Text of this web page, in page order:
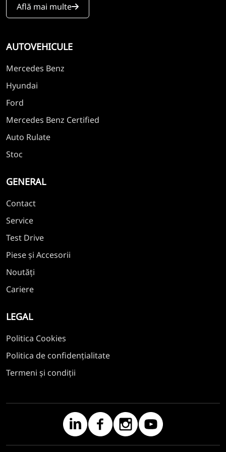
Află mai multe
AUTOVEHICULE
Mercedes Benz
Hyundai
Ford
Mercedes Benz Certified
Auto Rulate
Stoc
GENERAL
Contact
Service
Test Drive
Piese și Accesorii
Noutăți
Cariere
LEGAL
Politica Cookies
Politica de confidențialitate
Termeni și condiții